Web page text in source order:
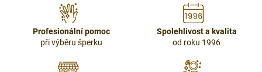
Profesionální pomoc
při výběru šperku
Spolehlivost a kvalita
od roku 1996